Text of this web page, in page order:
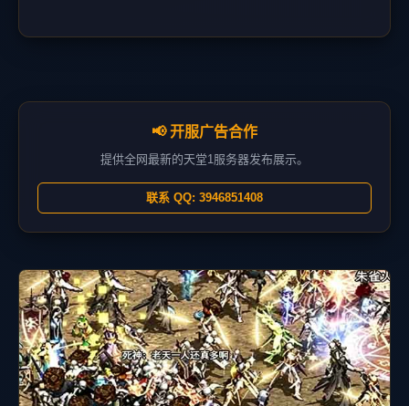
📢 开服广告合作
提供全网最新的天堂1服务器发布展示。
联系 QQ: 3946851408